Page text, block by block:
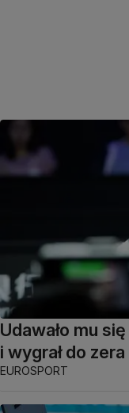
Udawało mu
i wygrał do zera
EUROSPORT